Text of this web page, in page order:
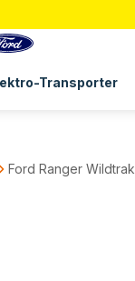
Transporter
Ford Ranger Wildtrak